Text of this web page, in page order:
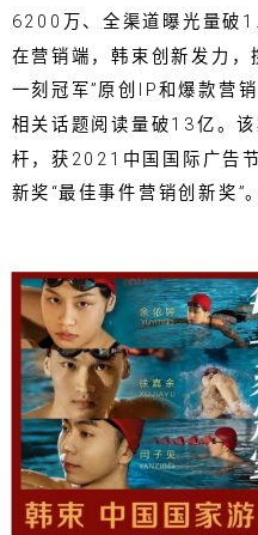
6200万、全渠道曝光量破
在营销端，韩束创新发力，
一刻冠军”原创IP和爆款营
相关话题阅读量破13亿。
杆，获2021中国国际广告
新奖“最佳事件营销创新奖”。